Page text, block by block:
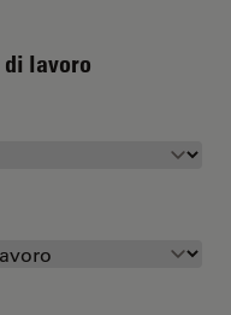
di lavoro